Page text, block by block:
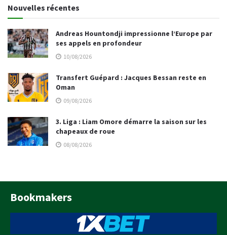
Nouvelles récentes
Andreas Hountondji impressionne l’Europe par
ses appels en profondeur
10/08/2026
Transfert Guépard : Jacques Bessan reste en
Oman
09/08/2026
3. Liga : Liam Omore démarre la saison sur les
chapeaux de roue
08/08/2026
Bookmakers